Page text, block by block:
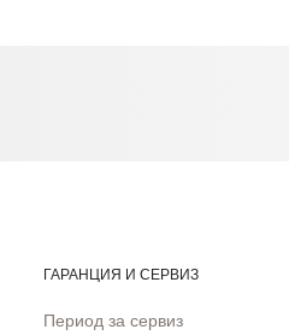
ГАРАНЦИЯ И СЕРВИЗ
Период за сервиз